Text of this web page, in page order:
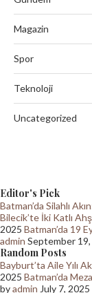
Magazin
Spor
Teknoloji
Uncategorized
Editor's Pick
Batman’da Silahlı
Bilecik’te İki Katlı
2025 Batman’da 19
admin September
Random Posts
Bayburt’ta Aile Yılı
2025 Batman’da
byadmin July 7, 2025